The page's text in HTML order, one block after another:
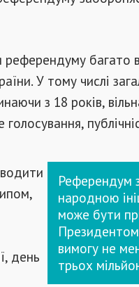
референдуму багато
У тому числі
з 18 років,
Референдум
народною
може бути
вимогу не
трьох
день